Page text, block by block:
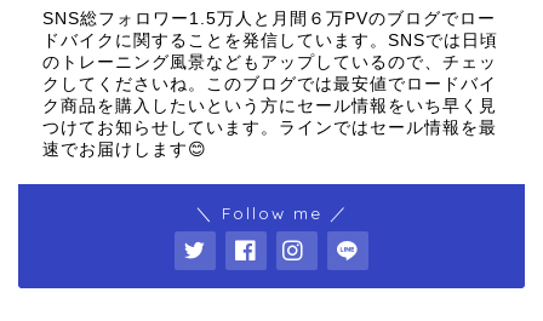
SNS総フォロワー1.5万人と月間６万PVのブログでロー
ドバイクに関することを発信しています。SNSでは日頃
のトレーニング風景などもアップしているので、チェッ
クしてくださいね。このブログでは最安値でロードバイ
ク商品を購入したいという方にセール情報をいち早く見
つけてお知らせしています。ラインではセール情報を最
速でお届けします😊
＼ Follow me ／